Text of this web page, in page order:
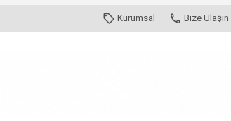
Kurumsal Bize Ulaşın